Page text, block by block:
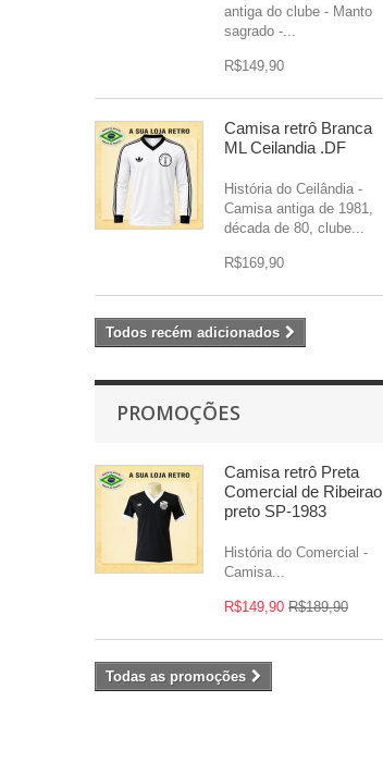
antiga do clube - Manto
sagrado -...
R$149,90
Camisa retrô Branca
ML Ceilandia .DF
História do Ceilândia -
Camisa antiga de 1981,
década de 80, clube...
R$169,90
Todos recém adicionados
PROMOÇÕES
Camisa retrô Preta
Comercial de Ribeirao
preto SP-1983
História do Comercial -
Camisa...
R$149,90 R$189,90
Todas as promoções